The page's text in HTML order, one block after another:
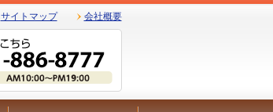
サイトマップ 会社概要